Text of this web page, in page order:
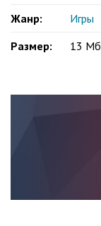
Жанр:
Игры
Размер:
13 Мб